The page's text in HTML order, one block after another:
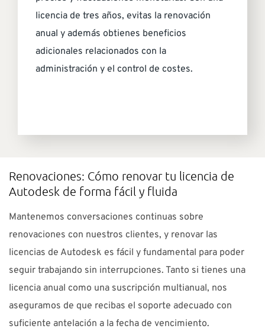
licencia de tres años, evitas la renovación
anual y además obtienes beneficios
adicionales relacionados con la
administración y el control de costes.
Renovaciones: Cómo renovar tu licencia de
Autodesk de forma fácil y fluida
Mantenemos conversaciones continuas sobre
renovaciones con nuestros clientes, y renovar las
licencias de Autodesk es fácil y fundamental para poder
seguir trabajando sin interrupciones. Tanto si tienes una
licencia anual como una suscripción multianual, nos
aseguramos de que recibas el soporte adecuado con
suficiente antelación a la fecha de vencimiento.